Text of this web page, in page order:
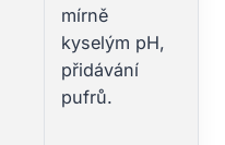
mírně
kyselým pH,
přidávání
pufrů.